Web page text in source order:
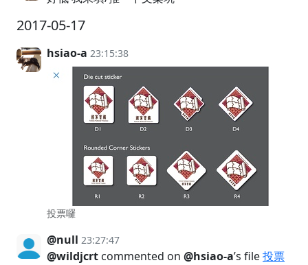
2017-05-17
hsiao-a 23:15:38
投票囉
@null 23:27:47
@wildjcrt commented on @hsiao-a’s file投票